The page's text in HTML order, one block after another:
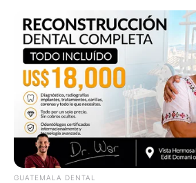
Men, You Don't Need Viagra If
Day
MEDVI
GUATEMALA DENTAL